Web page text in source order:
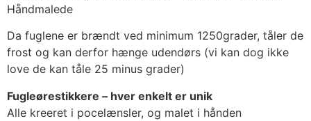
Håndmalede
Da fuglene er brændt ved minimum 1250grader, tåler de
frost og kan derfor hænge udendørs (vi kan dog ikke
love de kan tåle 25 minus grader)
Fugleørestikkere – hver enkelt er unik
Alle kreeret i pocelænsler, og malet i hånden